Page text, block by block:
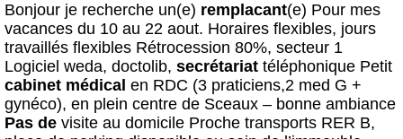
Bonjour je recherche un(e) remplacant(e) Pour mes
vacances du 10 au 22 aout. Horaires flexibles, jours
travaillés flexibles Rétrocession 80%, secteur 1
Logiciel weda, doctolib, secrétariat téléphonique Petit
cabinet médical en RDC (3 praticiens,2 med G +
gynéco), en plein centre de Sceaux – bonne ambiance
Pas de visite au domicile Proche transports RER B,